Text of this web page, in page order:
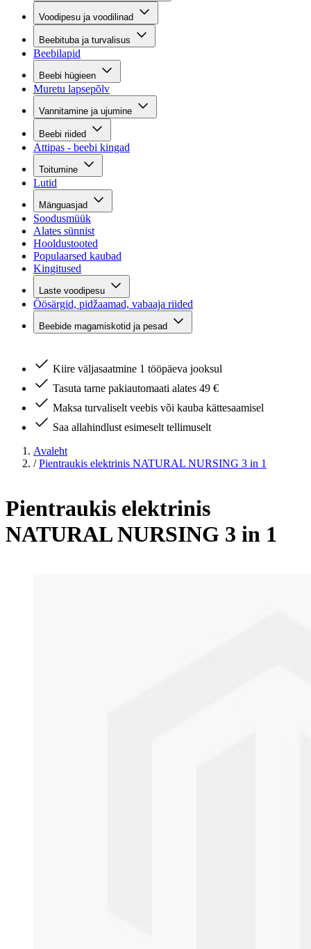
Voodipesu ja voodilinad
Beebituba ja turvalisus
Beebilapid
Beebi hügieen
Muretu lapsepõlv
Vannitamine ja ujumine
Beebi riided
Attipas - beebi kingad
Toitumine
Lutid
Mänguasjad
Soodusmüük
Alates sünnist
Hooldustooted
Populaarsed kaubad
Kingitused
Laste voodipesu
Öösärgid, pidžaamad, vabaaja riided
Beebide magamiskotid ja pesad
Kiire väljasaatmine 1 tööpäeva jooksul
Tasuta tarne pakiautomaati alates 49 €
Maksa turvaliselt veebis või kauba kättesaamisel
Saa allahindlust esimeselt tellimuselt
Avaleht
/ Pientraukis elektrinis NATURAL NURSING 3 in 1
Pientraukis elektrinis
NATURAL NURSING 3 in 1